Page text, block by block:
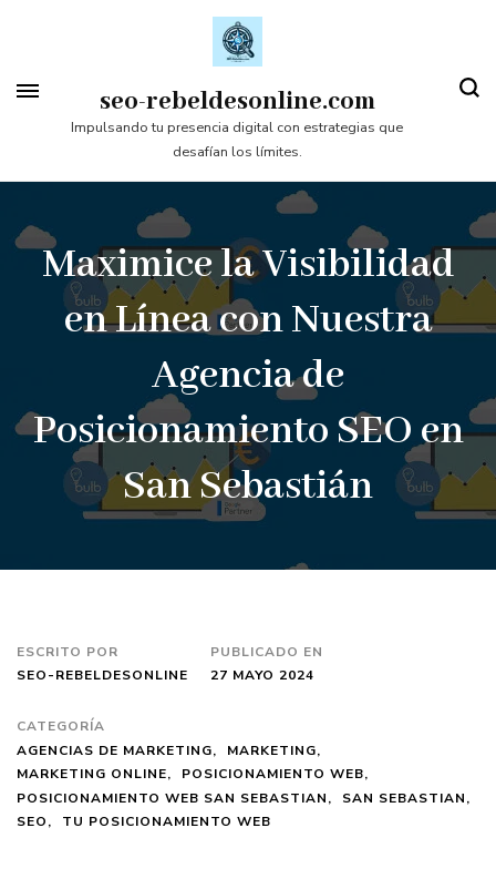
contenido
(presiona
Intro)
seo-rebeldesonline.com
Impulsando tu presencia digital con estrategias que
desafían los límites.
Maximice la Visibilidad
en Línea con Nuestra
Agencia de
Posicionamiento SEO en
San Sebastián
ESCRITO POR
SEO-REBELDESONLINE
PUBLICADO EN
27 MAYO 2024
CATEGORÍA
AGENCIAS DE MARKETING
MARKETING
MARKETING ONLINE
POSICIONAMIENTO WEB
POSICIONAMIENTO WEB SAN SEBASTIAN
SAN SEBASTIAN
SEO
TU POSICIONAMIENTO WEB